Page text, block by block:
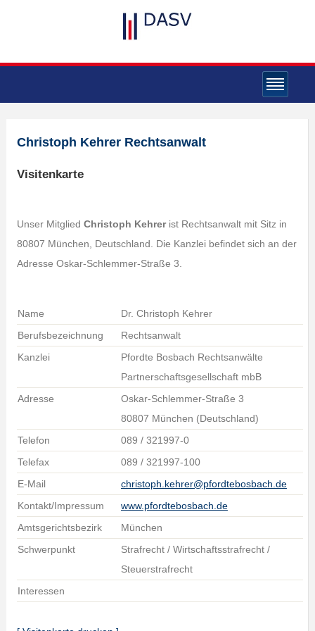
Christoph Kehrer Rechtsanwalt
Visitenkarte
Unser Mitglied Christoph Kehrerist Rechtsanwalt mit Sitz in
80807 München, Deutschland. Die Kanzlei befindet sich an der
Adresse Oskar-Schlemmer-Straße 3.
Name
Dr. Christoph Kehrer
Berufsbezeichnung
Rechtsanwalt
Kanzlei
Pfordte Bosbach Rechtsanwälte
Partnerschaftsgesellschaft mbB
Adresse
Oskar-Schlemmer-Straße 3
80807 München (Deutschland)
Telefon
089 / 321997-0
Telefax
089 / 321997-100
E-Mail
christoph.kehrer@pfordtebosbach.de
Kontakt/Impressum
www.pfordtebosbach.de
Amtsgerichtsbezirk
München
Schwerpunkt
Strafrecht / Wirtschaftsstrafrecht /
Steuerstrafrecht
Interessen